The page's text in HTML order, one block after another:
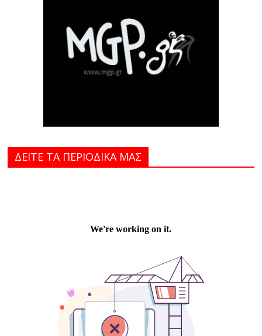
ΔΕΙΤΕ ΤΑ ΠΕΡΙΟΔΙΚΑ MAΣ